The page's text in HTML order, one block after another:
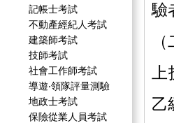
記帳士考試
不動產經紀人考試
建築師考試
技師考試
社會工作師‍考試
導遊‧領隊評量測驗
地政士考試
保險從業人員考試
驗
乙